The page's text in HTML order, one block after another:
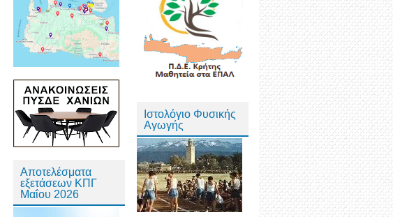
Αποτελέσματα
εξετάσεων ΚΠΓ
Μαΐου 2026
Ιστολόγιο Φυσικής
Αγωγής